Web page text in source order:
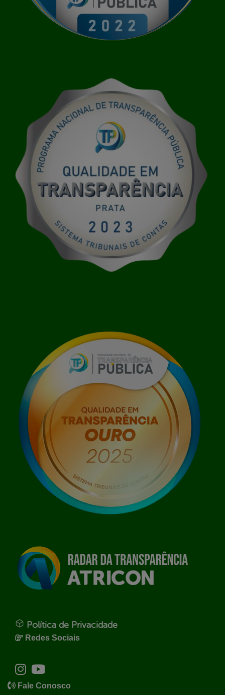
Política de Privacidade
Redes Sociais
Fale Conosco